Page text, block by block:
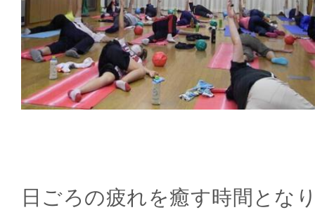
日ごろの疲れを癒す時間とな